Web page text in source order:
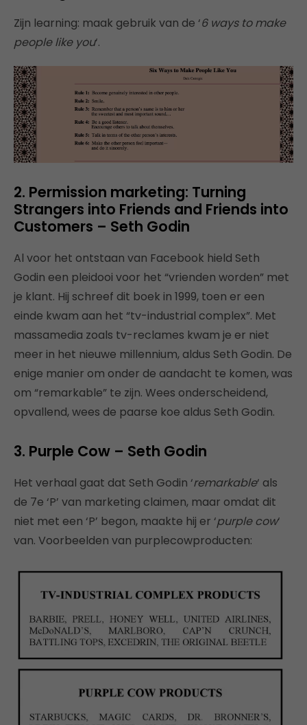
Zijn learning: maak gebruik van de ‘6 ways to make
people like you‘.
2. Permission marketing: Turning
Strangers into Friends and Friends into
Customers – Seth Godin
Al voor het ontstaan van Facebook hield Seth
Godin een pleidooi voor het “vrienden worden” met
je klant. Hij schreef dit boek in 1999, toen er een
einde kwam aan het “tv-industrial complex”. Met
massamedia zoals tv-reclames kwam je er niet
meer in het nieuwe millennium, aldus Seth Godin. De
enige manier om onder de aandacht te komen, was
om “remarkable” te zijn. Wees onderscheidend,
opvallend, wees de paarse koe aldus Seth Godin.
3. Purple Cow – Seth Godin
Het verhaal gaat dat Seth Godin ‘remarkable‘ als
de 7e ‘P’ van marketing claimen, maar omdat dit
niet met een ‘P’ begon, maakte hij er ‘purple cow‘
van. Voorbeelden van purplecowproducten: